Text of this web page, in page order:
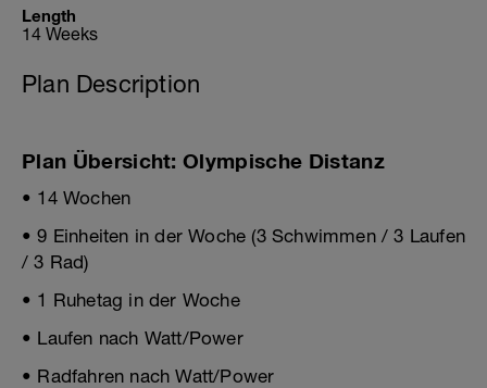
Length
14 Weeks
Plan Description
Plan Übersicht: Olympische Distanz
• 14 Wochen
• 9 Einheiten in der Woche (3 Schwimmen / 3 Laufen
/ 3 Rad)
• 1 Ruhetag in der Woche
• Laufen nach Watt/Power
• Radfahren nach Watt/Power